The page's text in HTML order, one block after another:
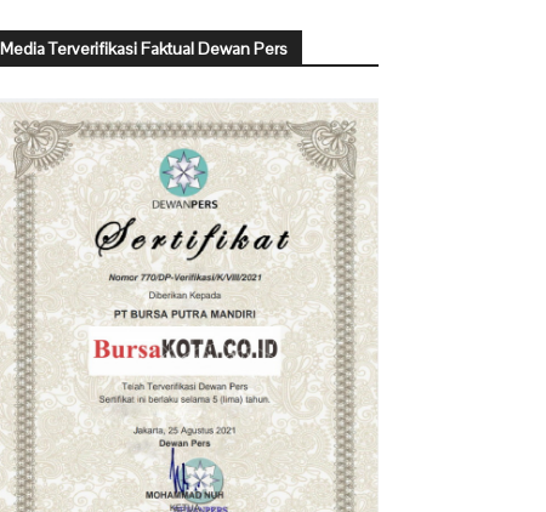
Media Terverifikasi Faktual Dewan Pers